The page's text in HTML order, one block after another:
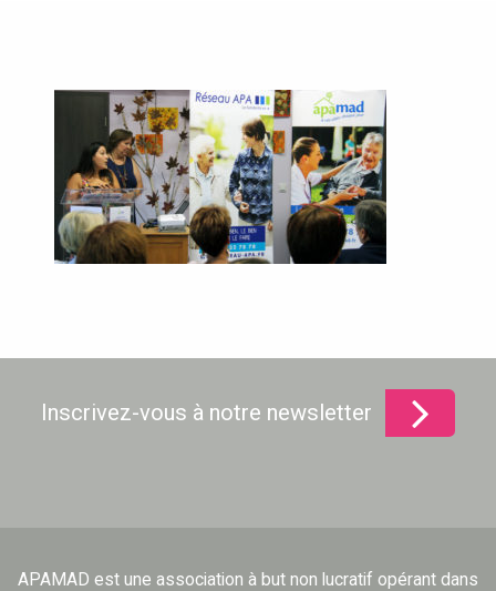
Inscrivez-vous à notre newsletter
APAMAD est une association à but non lucratif opérant dans